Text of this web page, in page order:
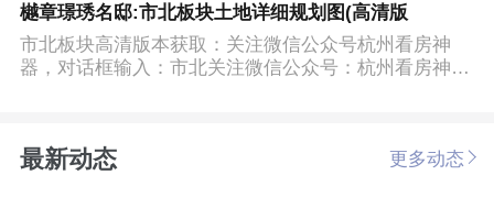
樾章璟琇名邸:市北板块土地详细规划图(高清版
市北板块高清版本获取：关注微信公众号杭州看房神
器，对话框输入：市北关注微信公众号：杭州看房神器
最新动态 更多动态